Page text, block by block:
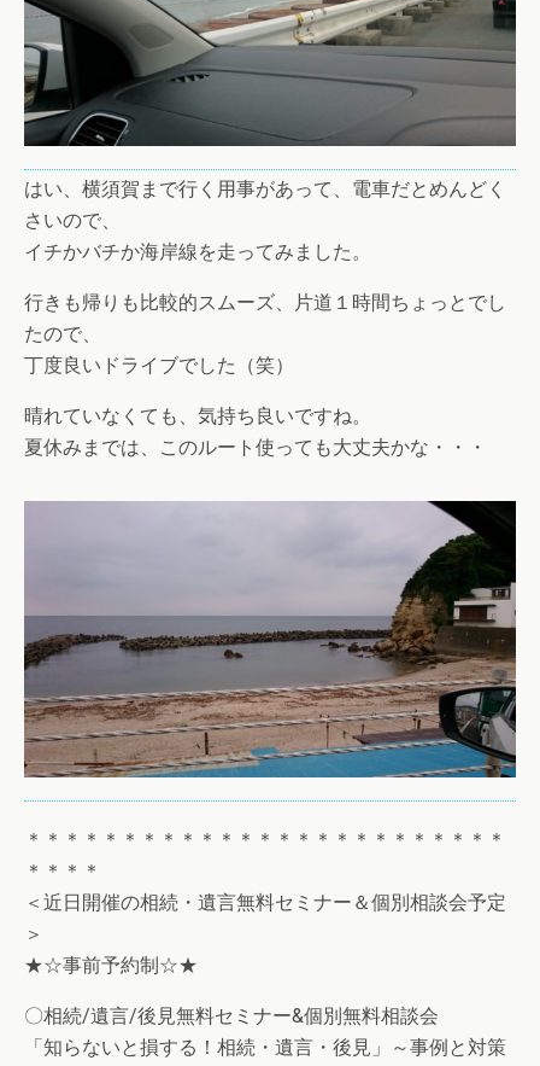
はい、横須賀まで行く用事があって、電車だとめんどく
さいので、
イチかバチか海岸線を走ってみました。
行きも帰りも比較的スムーズ、片道１時間ちょっとでし
たので、
丁度良いドライブでした（笑）
晴れていなくても、気持ち良いですね。
夏休みまでは、このルート使っても大丈夫かな・・・
＊＊＊＊＊＊＊＊＊＊＊＊＊＊＊＊＊＊＊＊＊＊＊＊＊
＊＊＊＊
＜近日開催の相続・遺言無料セミナー＆個別相談会予定
＞
★☆事前予約制☆★
〇相続/遺言/後見無料セミナー&個別無料相談会
「知らないと損する！相続・遺言・後見」～事例と対策